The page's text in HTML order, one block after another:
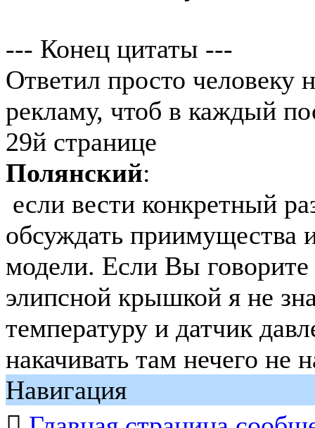
--- Конец цитаты ---
Ответил просто человеку
рекламу, чтоб в каждый
29й странице
Полянский:
если вести конкретный
обсуждать приимущества
модели. Если Вы
элипсной крышкой я не
температуру и датчик
накачивать там нечего не
Навигация